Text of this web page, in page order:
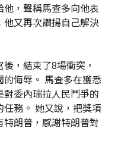
，聲稱馬查多向他表
又再次讚揚自己解決
，結束了8場衝突，
侮辱。 馬查多在獲悉
委內瑞拉人民鬥爭的
務。 她又說，把獎項
朗普，感謝特朗普對